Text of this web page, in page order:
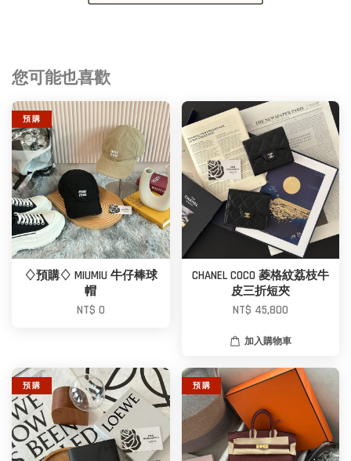
您可能也喜歡
預 購
♢預購♢ MIUMIU 牛仔棒球
帽
NT$ 0
CHANEL COCO 菱格紋荔枝牛
皮三折短夾
NT$ 45,800
加入購物車
預 購 預 購